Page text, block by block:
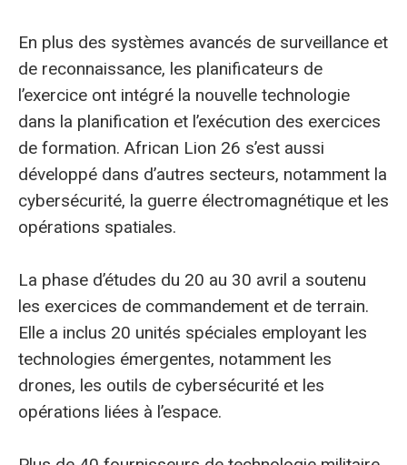
En plus des systèmes avancés de surveillance et
de reconnaissance, les planificateurs de
l’exercice ont intégré la nouvelle technologie
dans la planification et l’exécution des exercices
de formation. African Lion 26 s’est aussi
développé dans d’autres secteurs, notamment la
cybersécurité, la guerre électromagnétique et les
opérations spatiales.
La phase d’études du 20 au 30 avril a soutenu
les exercices de commandement et de terrain.
Elle a inclus 20 unités spéciales employant les
technologies émergentes, notamment les
drones, les outils de cybersécurité et les
opérations liées à l’espace.